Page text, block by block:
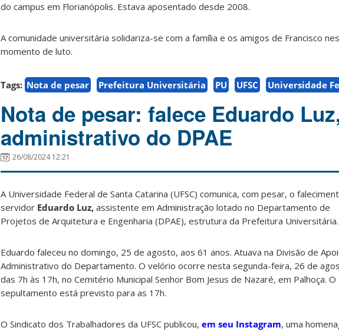
do campus em Florianópolis. Estava aposentado desde 2008.
A comunidade universitária solidariza-se com a família e os amigos de Francisco
momento de luto.
Tags: Nota de pesar Prefeitura Universitária PU UFSC Universidade
Nota de pesar: falece Eduardo
administrativo do DPAE
26/08/2024 12:21
A Universidade Federal de Santa Catarina (UFSC) comunica, com pesar, o
servidor Eduardo Luz, assistente em Administração lotado no Departamento de
Projetos de Arquitetura e Engenharia (DPAE), estrutura da Prefeitura Universitária.
Eduardo faleceu no domingo, 25 de agosto, aos 61 anos. Atuava na Divisão de
Administrativo do Departamento. O velório ocorre nesta segunda-feira, 26 de
das 7h às 17h, no Cemitério Municipal Senhor Bom Jesus de Nazaré, em Palhoça. O
sepultamento está previsto para as 17h.
O Sindicato dos Trabalhadores da UFSC publicou, em seu Instagram, uma